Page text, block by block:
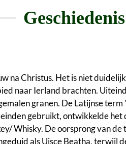
Geschiedenis
na Christus. Het is niet
naar Ierland brachten.
granen. De Latijnse
gebruikt, ontwikkelde
Whisky. De oorsprong van
als Uisce Beatha,